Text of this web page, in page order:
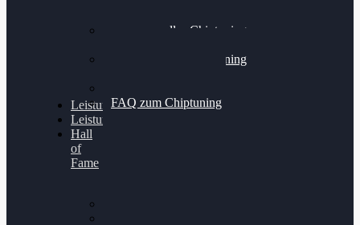
Professionelles Chiptuning
Professionelles Chiptuning
FAQ zum Chiptuning
Leistungsmessung
Leistungsprüfstand
Hall
of
Fame